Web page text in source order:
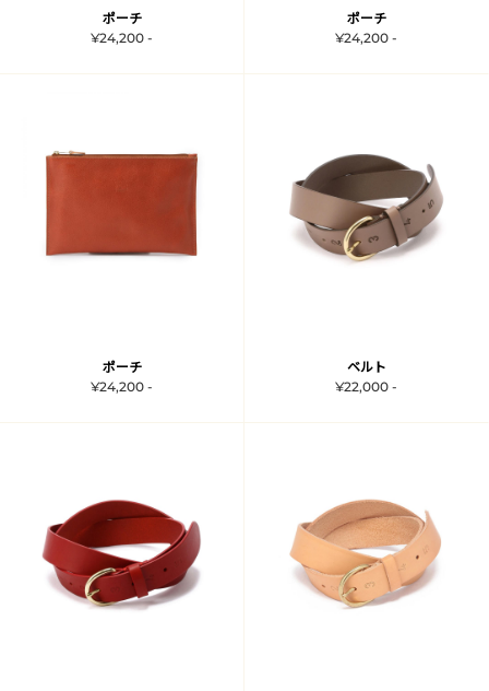
ポーチ
¥24,200 -
ポーチ
¥24,200 -
ポーチ
¥24,200 -
ベルト
¥22,000 -